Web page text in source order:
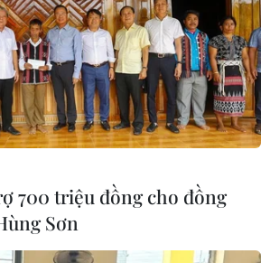
700 triệu đồng cho đồng
Sơn